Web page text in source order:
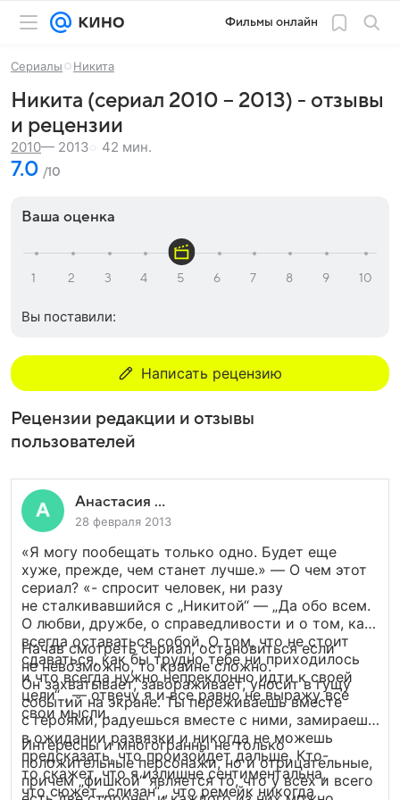
Фильмы онлайн
Сериалы Никита
Никита (сериал 2010 – 2013) - отзывы
и рецензии
2010— 2013 42 мин.
7.0 /10
Ваша оценка
Вы поставили:
Написать рецензию
Рецензии редакции и отзывы
пользователей
Анастасия ...
28 февраля 2013
«Я могу пообещать только одно. Будет еще
хуже, прежде, чем станет лучше.» — О чем этот
сериал? «- спросит человек, ни разу
не сталкивавшийся с „Никитой“ — „Да обо всем.
О любви, дружбе, о справедливости и о том, как
всегда оставаться собой. О том, что не стоит
сдаваться, как бы трудно тебе ни приходилось
и что всегда нужно непреклонно идти к своей
цели“ , — отвечу я и все равно не выражу все
свои мысли.
Начав смотреть сериал, остановиться если
не невозможно, то крайне сложно.
Он захватывает, завораживает, уносит в гущу
событий на экране. Ты переживаешь вместе
с героями, радуешься вместе с ними, замираешь
в ожидании развязки и никогда не можешь
предсказать, что произойдет дальше. Кто-
то скажет, что я излишне сентиментальна,
что сюжет „слизан“ , что ремейк никогда
Интересны и многогранны не только
положительные персонажи, но и отрицательные,
причем „фишкой“ является то, что у всех и всего